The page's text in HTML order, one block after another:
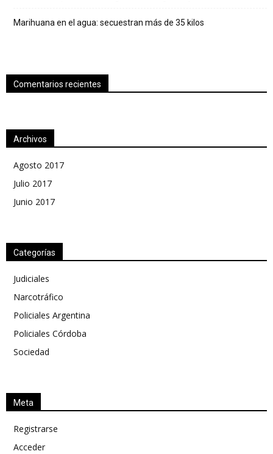
Marihuana en el agua: secuestran más de 35 kilos
Comentarios recientes
Archivos
Agosto 2017
Julio 2017
Junio 2017
Categorías
Judiciales
Narcotráfico
Policiales Argentina
Policiales Córdoba
Sociedad
Meta
Registrarse
Acceder